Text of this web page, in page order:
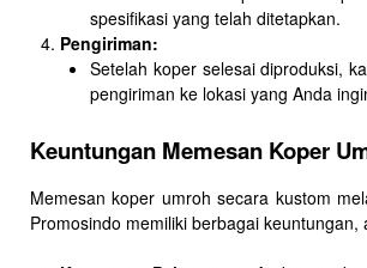
spesifikasi yang telah ditetapkan.
Pengiriman:
Setelah koper selesai diproduksi,
pengiriman ke lokasi yang Anda
Keuntungan Memesan Koper
Memesan koper umroh secara kustom
Promosindo memiliki berbagai keuntungan,